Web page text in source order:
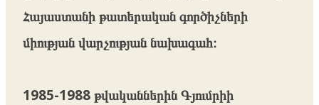
Հայաստանի թատերական գործիչների
միության վարչության նախագահ։
1985-1988 թվականներին Գյումրիի